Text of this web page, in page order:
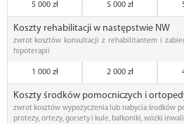
5 000 zł 5 000 zł
Koszty rehabilitacji w następstwie NW
zwrot kosztów konsultacji z rehabilitantem i
hipoterapii
1 000 zł 2 000 zł
Koszty środków pomocniczych i
zwrot kosztów wypożyczenia lub nabycia środków
protezy, ortezy, gorsety i kule, balkoniki, wózki